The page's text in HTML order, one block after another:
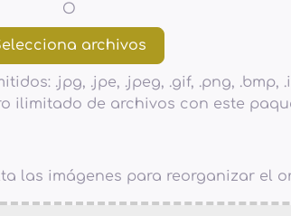
O
.jpg, .jpe, .jpeg, .gif, .png, .bmp,
ilimitado de archivos con este
las imágenes para reorganizar el